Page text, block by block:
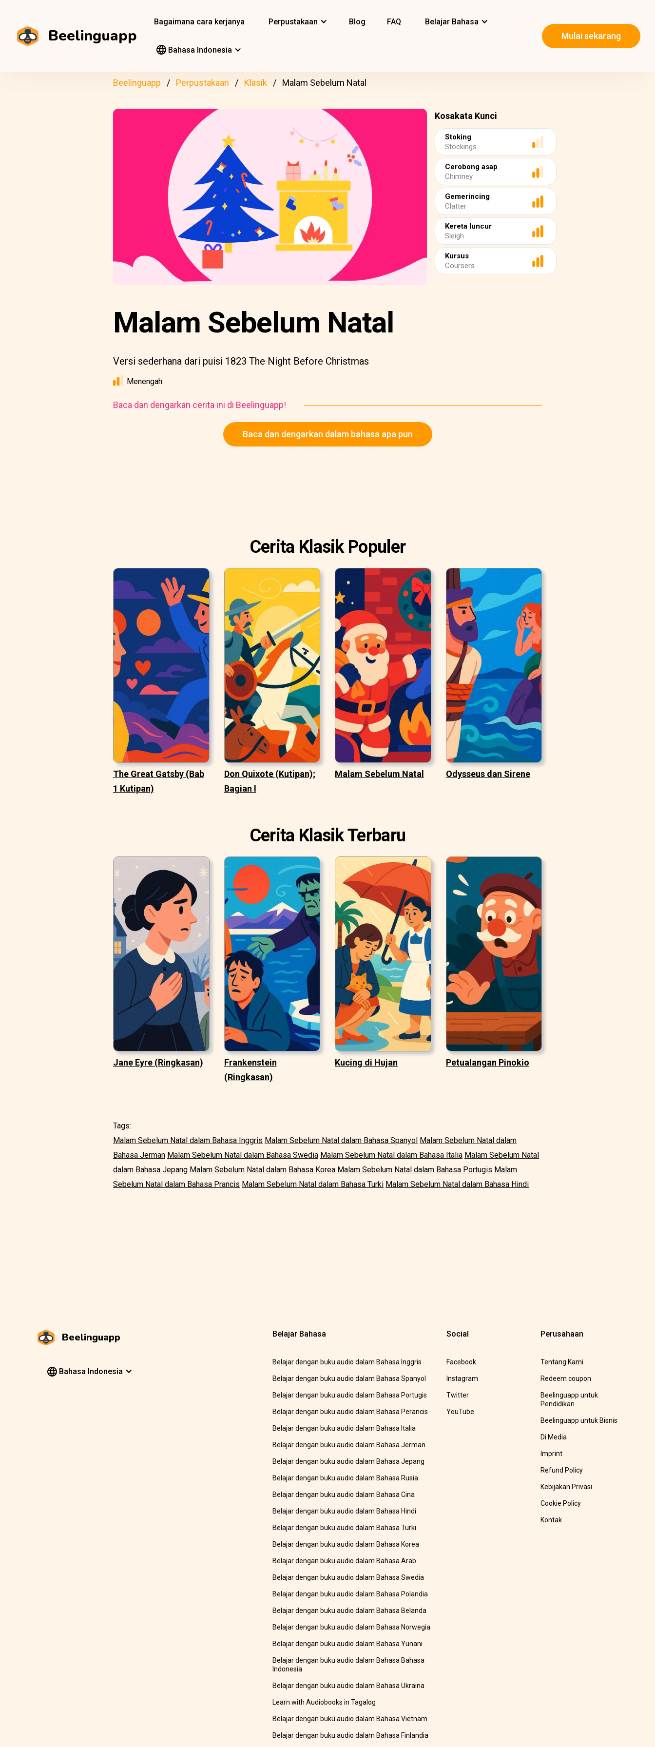
Beelinguapp
Bagaimana cara kerjanya Perpustakaan Blog FAQ Belajar Bahasa
Bahasa Indonesia
Mulai sekarang
Beelinguapp Perpustakaan Klasik Malam Sebelum Natal
Kosakata Kunci
Stoking
Stockings
Cerobong asap
Chimney
Gemerincing
Clatter
Kereta luncur
Sleigh
Kursus
Coursers
Malam Sebelum Natal
Versi sederhana dari puisi 1823 The Night Before Christmas
Menengah
Baca dan dengarkan cerita ini di Beelinguapp!
Baca dan dengarkan dalam bahasa apa pun
Cerita Klasik Populer
The Great Gatsby (Bab
1 Kutipan)
Don Quixote (Kutipan);
Bagian I
Malam Sebelum Natal Odysseus dan Sirene
Cerita Klasik Terbaru
Jane Eyre (Ringkasan)
Frankenstein
(Ringkasan)
Kucing di Hujan Petualangan Pinokio
Tags:
Malam Sebelum Natal dalam Bahasa Inggris Malam Sebelum Natal dalam Bahasa Spanyol Malam Sebelum Natal dalam
Bahasa Jerman Malam Sebelum Natal dalam Bahasa Swedia Malam Sebelum Natal dalam Bahasa Italia Malam Sebelum Natal
dalam Bahasa Jepang Malam Sebelum Natal dalam Bahasa Korea Malam Sebelum Natal dalam Bahasa Portugis Malam
Sebelum Natal dalam Bahasa Prancis Malam Sebelum Natal dalam Bahasa Turki Malam Sebelum Natal dalam Bahasa Hindi
Beelinguapp
Bahasa Indonesia
Belajar Bahasa
Belajar dengan buku audio dalam Bahasa Inggris
Belajar dengan buku audio dalam Bahasa Spanyol
Belajar dengan buku audio dalam Bahasa Portugis
Belajar dengan buku audio dalam Bahasa Perancis
Belajar dengan buku audio dalam Bahasa Italia
Belajar dengan buku audio dalam Bahasa Jerman
Belajar dengan buku audio dalam Bahasa Jepang
Belajar dengan buku audio dalam Bahasa Rusia
Belajar dengan buku audio dalam Bahasa Cina
Belajar dengan buku audio dalam Bahasa Hindi
Belajar dengan buku audio dalam Bahasa Turki
Belajar dengan buku audio dalam Bahasa Korea
Belajar dengan buku audio dalam Bahasa Arab
Belajar dengan buku audio dalam Bahasa Swedia
Belajar dengan buku audio dalam Bahasa Polandia
Belajar dengan buku audio dalam Bahasa Belanda
Belajar dengan buku audio dalam Bahasa Norwegia
Belajar dengan buku audio dalam Bahasa Yunani
Belajar dengan buku audio dalam Bahasa Bahasa
Indonesia
Belajar dengan buku audio dalam Bahasa Ukraina
Learn with Audiobooks in Tagalog
Belajar dengan buku audio dalam Bahasa Vietnam
Belajar dengan buku audio dalam Bahasa Finlandia
Social
Facebook
Instagram
Twitter
YouTube
Perusahaan
Tentang Kami
Redeem coupon
Beelinguapp untuk
Pendidikan
Beelinguapp untuk Bisnis
Di Media
Imprint
Refund Policy
Kebijakan Privasi
Cookie Policy
Kontak